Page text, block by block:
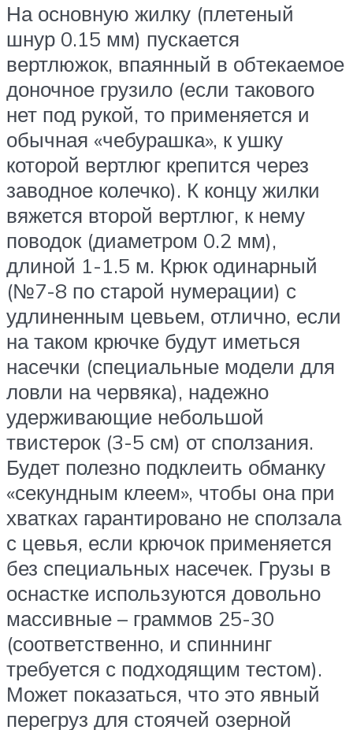
На основную жилку (плетеный
шнур 0.15 мм) пускается
вертлюжок, впаянный в обтекаемое
доночное грузило (если такового
нет под рукой, то применяется и
обычная «чебурашка», к ушку
которой вертлюг крепится через
заводное колечко). К концу жилки
вяжется второй вертлюг, к нему
поводок (диаметром 0.2 мм),
длиной 1-1.5 м. Крюк одинарный
(№7-8 по старой нумерации) с
удлиненным цевьем, отлично, если
на таком крючке будут иметься
насечки (специальные модели для
ловли на червяка), надежно
удерживающие небольшой
твистерок (3-5 см) от сползания.
Будет полезно подклеить обманку
«секундным клеем», чтобы она при
хватках гарантировано не сползала
с цевья, если крючок применяется
без специальных насечек. Грузы в
оснастке используются довольно
массивные – граммов 25-30
(соответственно, и спиннинг
требуется с подходящим тестом).
Может показаться, что это явный
перегруз для стоячей озерной